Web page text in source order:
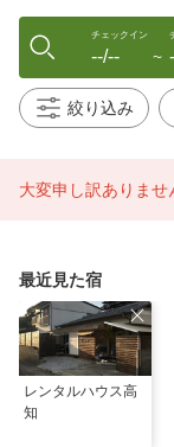
チェックイン
--/-- 〜
絞り込み
大変申し訳ありませ
最近見た宿
レンタルハウス高
知